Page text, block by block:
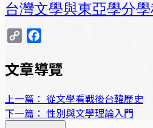
台灣文學與東亞學分學
Copy
文章導覽
上一篇： 從文學看戰後台韓歷史
下一篇： 性別與文學理論入門